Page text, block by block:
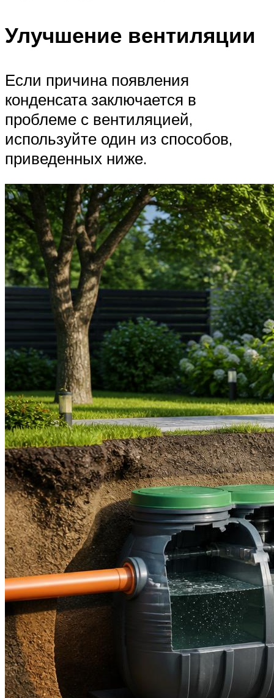
Улучшение вентиляции
Если причина появления
конденсата заключается в
проблеме с вентиляцией,
используйте один из способов,
приведенных ниже.